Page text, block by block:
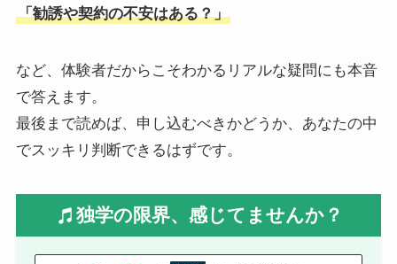
「勧誘や契約の不安はある？」
など、体験者だからこそわかるリアルな疑問にも本音
で答えます。
最後まで読めば、申し込むべきかどうか、あなたの中
でスッキリ判断できるはずです。
独学の限界、感じてませんか？